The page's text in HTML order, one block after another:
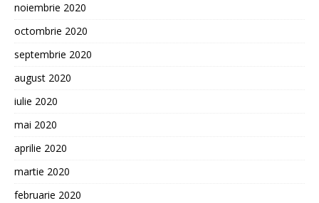
noiembrie 2020
octombrie 2020
septembrie 2020
august 2020
iulie 2020
mai 2020
aprilie 2020
martie 2020
februarie 2020